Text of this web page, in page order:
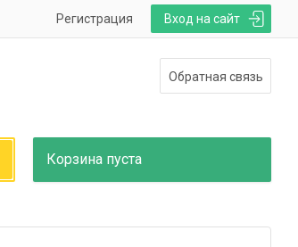
Вход на сайт
Регистрация
Обратная связь
Корзина пуста